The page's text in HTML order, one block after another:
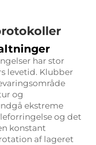
har stor
levetid. Klubber
og
ekstreme
og det
konstant
af lageret